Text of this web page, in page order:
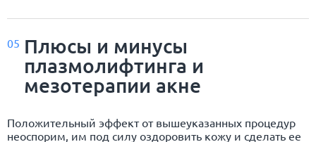
05 Плюсы и минусы
плазмолифтинга и
мезотерапии акне
Положительный эффект от вышеуказанных процедур
неоспорим, им под силу оздоровить кожу и сделать ее